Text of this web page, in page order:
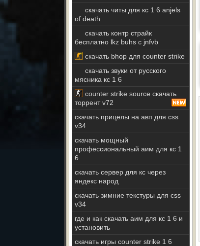
скачать читы для кс 1 6 anjels
of death
скачать контр страйк
бесплатно lkz buhs c jnfvb
скачать bhop для counter strike
скачать звуки от русского
мясника кс 1 6
counter strike source скачать
торрент v72
скачать прицелы на авп для css
v34
скачать мощный
профессиональный аим для кс 1
6
скачать сервер для кс через
яндекс народ
скачать зимние текстуры для css
v34
где и как скачать аим для кс 1 6 и
установить
скачать игры counter strike 1 6